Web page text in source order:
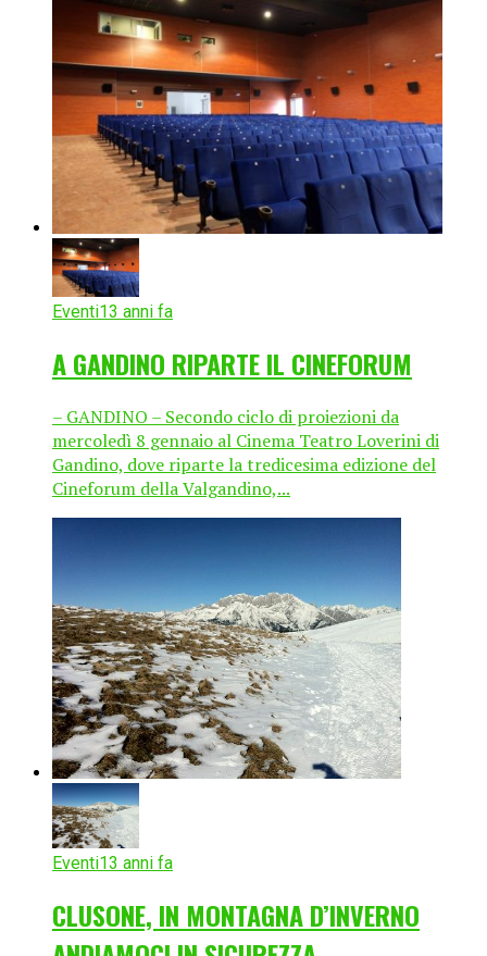
Eventi13 anni fa
A GANDINO RIPARTE IL CINEFORUM
– GANDINO – Secondo ciclo di proiezioni da
mercoledì 8 gennaio al Cinema Teatro Loverini di
Gandino, dove riparte la tredicesima edizione del
Cineforum della Valgandino,...
Eventi13 anni fa
CLUSONE, IN MONTAGNA D’INVERNO